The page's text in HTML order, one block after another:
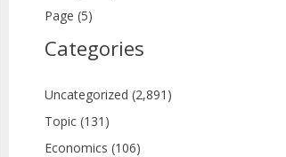
Page (5)
Categories
Uncategorized (2,891)
Topic (131)
Economics (106)